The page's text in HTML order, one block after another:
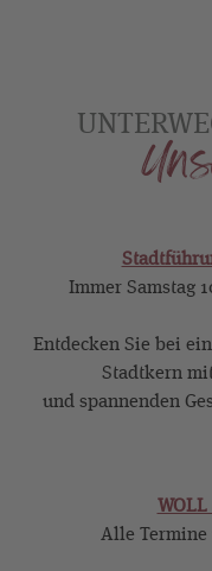
Immer Samstag
Entdecken Sie bei
Stadtkern
und spannenden
Alle Termine